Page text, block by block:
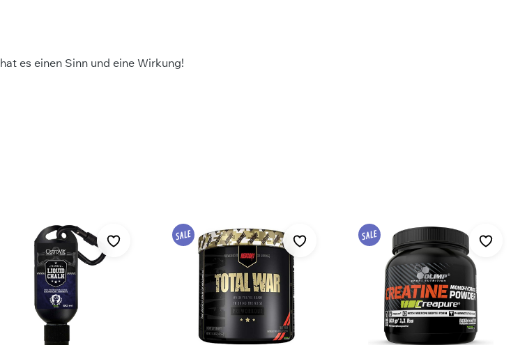
hat es einen Sinn und eine Wirkung!